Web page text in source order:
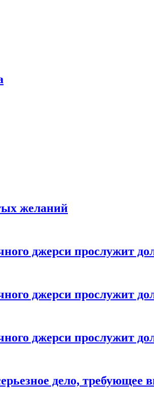
желаний
джерси прослужит
джерси прослужит
джерси прослужит
дело, требующее